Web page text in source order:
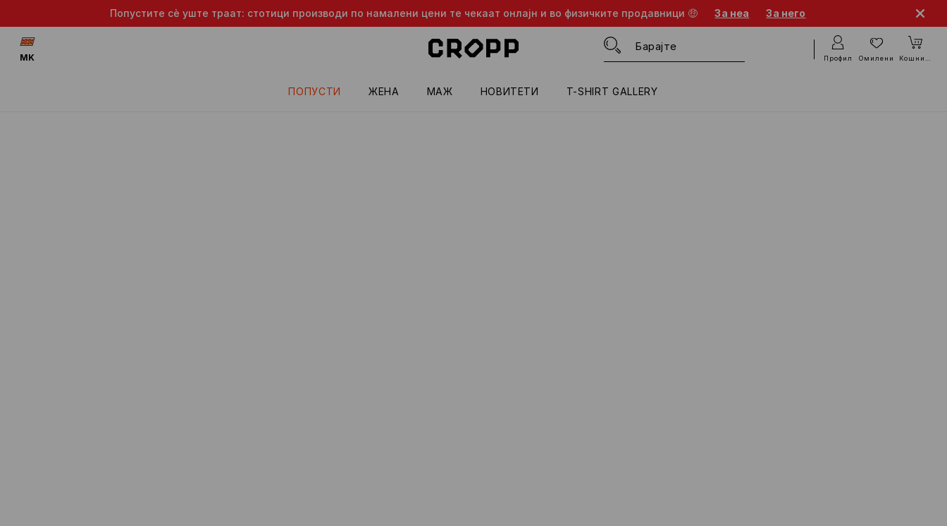
Попустите сè уште траат: стотици производи по намалени цени те чекаат онлајн и во физичките продавници 🤑 За неа За него
ПОПУСТИ ЖЕНА МАЖ HОВИТЕТИ T-SHIRT GALLERY
MK Профил Омилени Кошничка